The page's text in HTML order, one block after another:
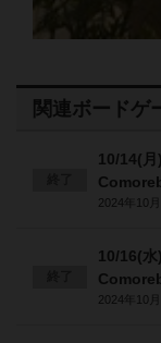
関連ボードゲ
10/14(月
2024年10
10/16(水
2024年10